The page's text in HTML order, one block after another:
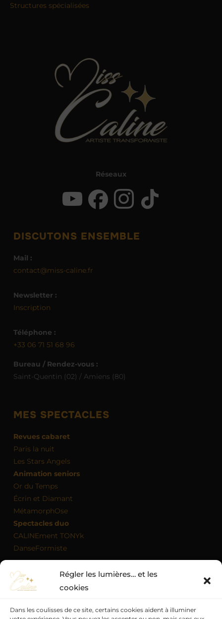
Régler les lumières… et les
cookies
Dans les coulisses de ce site, certains cookies aident à illuminer
Structures spécialisées
Réseaux
DISCUTONS ENSEMBLE
Mail :
contact@miss-caline.fr
Newsletter :
Inscription
Téléphone :
+33 06 71 51 68 96
Bureau / Rendez-vous :
Saint-Quentin (02) / Amiens (80)
MES SPECTACLES
Revues cabaret
Paris la nuit
Les Stars Angels
Animation seniors
Or du Temps
Écrin et Diamant
MétamorphOse
Spectacles duo
CALINEment TONYk
DanseFormiste
MON AGENDA